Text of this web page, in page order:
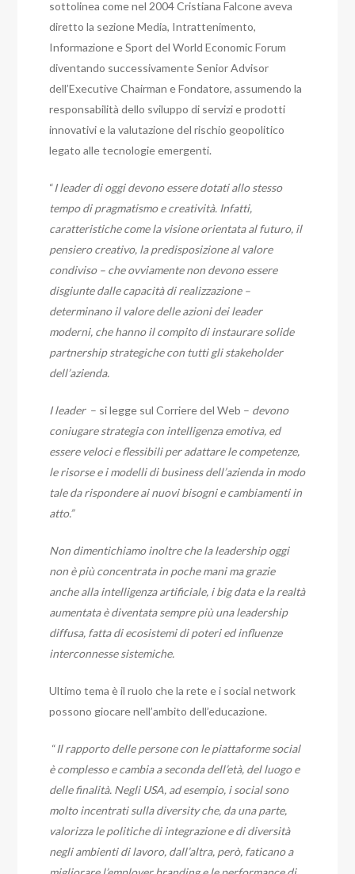
sottolinea come nel 2004 Cristiana Falcone aveva
diretto la sezione Media, Intrattenimento,
Informazione e Sport del World Economic Forum
diventando successivamente Senior Advisor
dell’Executive Chairman e Fondatore, assumendo la
responsabilità dello sviluppo di servizi e prodotti
innovativi e la valutazione del rischio geopolitico
legato alle tecnologie emergenti.
“I leader di oggi devono essere dotati allo stesso
tempo di pragmatismo e creatività. Infatti,
caratteristiche come la visione orientata al futuro, il
pensiero creativo, la predisposizione al valore
condiviso – che ovviamente non devono essere
disgiunte dalle capacità di realizzazione –
determinano il valore delle azioni dei leader
moderni, che hanno il compito di instaurare solide
partnership strategiche con tutti gli stakeholder
dell’azienda.
I leader – si legge sul Corriere del Web – devono
coniugare strategia con intelligenza emotiva, ed
essere veloci e flessibili per adattare le competenze,
le risorse e i modelli di business dell’azienda in modo
tale da rispondere ai nuovi bisogni e cambiamenti in
atto.”
Non dimentichiamo inoltre che la leadership oggi
non è più concentrata in poche mani ma grazie
anche alla intelligenza artificiale, i big data e la realtà
aumentata è diventata sempre più una leadership
diffusa, fatta di ecosistemi di poteri ed influenze
interconnesse sistemiche.
Ultimo tema è il ruolo che la rete e i social network
possono giocare nell’ambito dell’educazione.
“Il rapporto delle persone con le piattaforme social
è complesso e cambia a seconda dell’età, del luogo e
delle finalità. Negli USA, ad esempio, i social sono
molto incentrati sulla diversity che, da una parte,
valorizza le politiche di integrazione e di diversità
negli ambienti di lavoro, dall’altra, però, faticano a